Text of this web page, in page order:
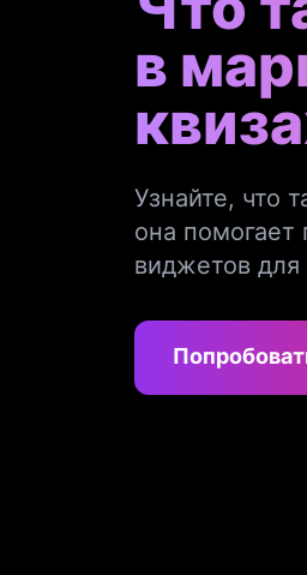
в
Узнайте, что
она помогает
виджетов для